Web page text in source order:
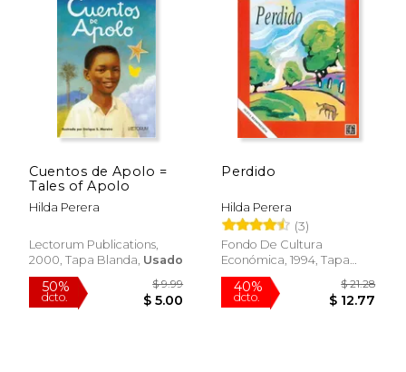
Cuentos de Apolo =
Tales of Apolo
Hilda Perera
Lectorum Publications,
2000, Tapa Blanda, Usado
Perdido
Hilda Perera
(3)
Fondo De Cultura
Económica, 1994, Tapa
Blanda, Nuevo